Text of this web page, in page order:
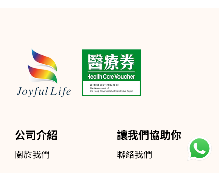
公司介紹
關於我們
讓我們協助你
聯絡我們